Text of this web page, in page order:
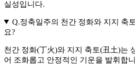
실성입니다.
Q.정축일주의 천간 정화와 지지 축
요?
천간 정화(丁火)와 지지 축토(丑土)는
어 조화롭고 안정적인 기운을 발휘합